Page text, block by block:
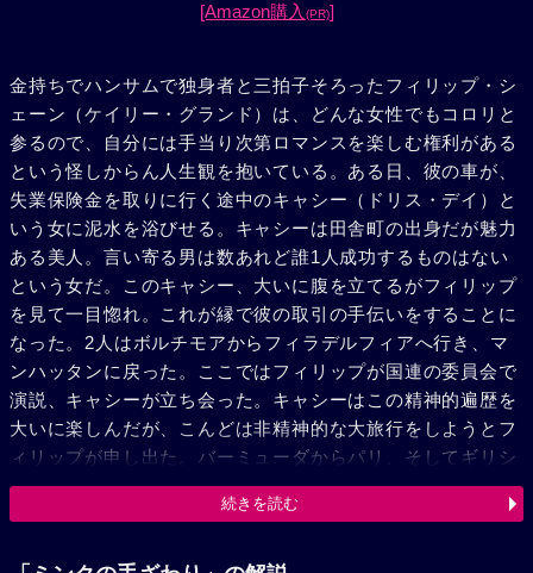
[Amazon購入 (PR)]
金持ちでハンサムで独身者と三拍子そろったフィリップ・シ
ェーン（ケイリー・グランド）は、どんな女性でもコロリと
参るので、自分には手当り次第ロマンスを楽しむ権利がある
という怪しからん人生観を抱いている。ある日、彼の車が、
失業保険金を取りに行く途中のキャシー（ドリス・デイ）と
いう女に泥水を浴びせる。キャシーは田舎町の出身だが魅力
ある美人。言い寄る男は数あれど誰1人成功するものはない
という女だ。このキャシー、大いに腹を立てるがフィリップ
を見て一目惚れ。これが縁で彼の取引の手伝いをすることに
なった。2人はボルチモアからフィラデルフィアへ行き、マ
ンハッタンに戻った。ここではフィリップが国連の委員会で
演説、キャシーが立ち会った。キャシーはこの精神的遍歴を
大いに楽しんだが、こんどは非精神的な大旅行をしようとフ
ィリップが申し出た。バーミューダからパリ、そしてギリシ
ャへ……。男は狼、キャシーは断ったもののゾッコン参って
いるのでたちまち同意、高価なミンクのコートも買ってもら
続きを読む